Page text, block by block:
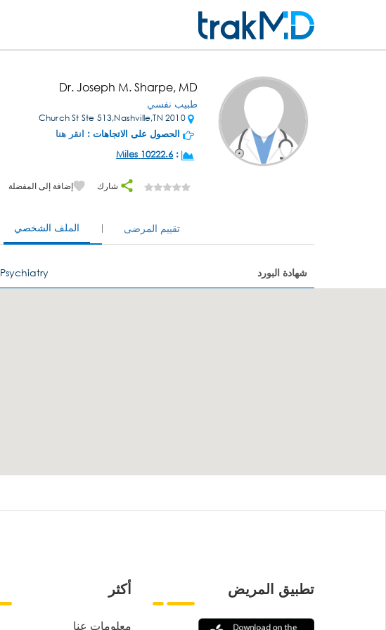
Dr. Joseph M. Sharpe, MD
طبيب نفسي
2010 Church St Ste 513,Nashville,TN
الحصول على الاتجاهات : انقر هنا
:
10222.6 Miles
شارك إضافة إلى المفضلة
الملف الشخصي تقييم المرضى
شهادة البورد Psychiatry
أكثر
معلومات عنا
تطبيق المريض